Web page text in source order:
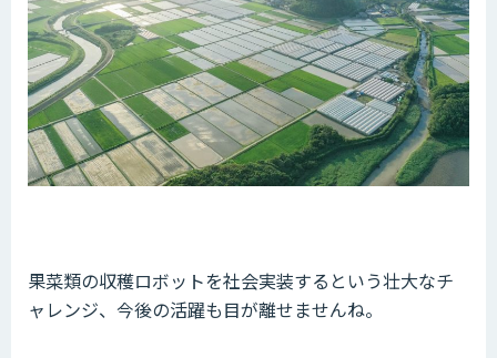
果菜類の収穫ロボットを社会実装するという壮大なチ
ャレンジ、今後の活躍も目が離せませんね。